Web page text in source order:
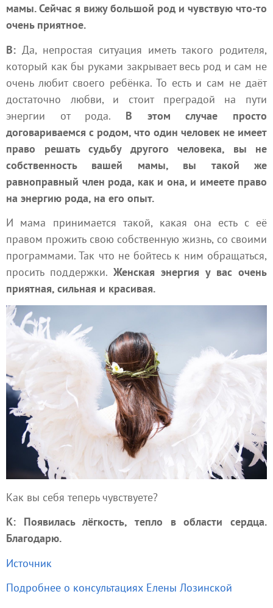
мамы. Сейчас я вижу большой род и чувствую что-то
очень приятное.
В: Да, непростая ситуация иметь такого родителя,
который как бы руками закрывает весь род и сам не
очень любит своего ребёнка. То есть и сам не даёт
достаточно любви, и стоит преградой на пути
энергии от рода. В этом случае просто
договариваемся с родом, что один человек не имеет
право решать судьбу другого человека, вы не
собственность вашей мамы, вы такой же
равноправный член рода, как и она, и имеете право
на энергию рода, на его опыт.
И мама принимается такой, какая она есть с её
правом прожить свою собственную жизнь, со своими
программами. Так что не бойтесь к ним обращаться,
просить поддержки. Женская энергия у вас очень
приятная, сильная и красивая.
Как вы себя теперь чувствуете?
К: Появилась лёгкость, тепло в области сердца.
Благодарю.
Источник
Подробнее о консультациях Елены Лозинской